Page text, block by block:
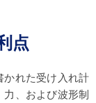
点
かれた受け入れ計
、および波形制